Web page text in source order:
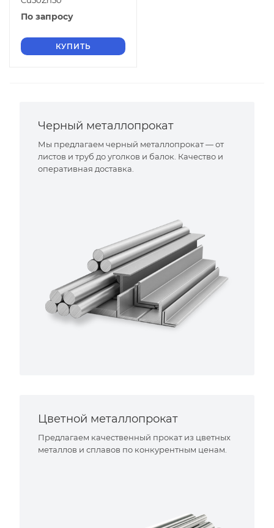
По запросу
КУПИТЬ
Черный металлопрокат
Мы предлагаем черный металлопрокат — от
листов и труб до уголков и балок. Качество и
оперативная доставка.
Цветной металлопрокат
Предлагаем качественный прокат из цветных
металлов и сплавов по конкурентным ценам.